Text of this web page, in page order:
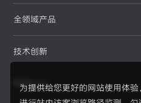
为提供给您更好的网站使用体
全领域产品
技术创新
赛事运动